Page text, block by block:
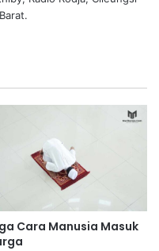
Cara Manusia Masuk